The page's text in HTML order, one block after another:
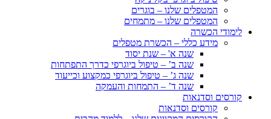
המטפלים שלנו – בוגרים
המטפלים שלנו – מתמחים
לימודי הכשרה
מידע כללי – הכשרת מטפלים
שנה א' – שנת יסוד
שנה ב’ – טיפול ביוגרפי כדרך התפתחות
שנה ג’ – טיפול ביוגרפי כמקצוע וכייעוד
שנה ד’ – התמחות והעמקה
קורסים וסדנאות
קורסים וסדנאות